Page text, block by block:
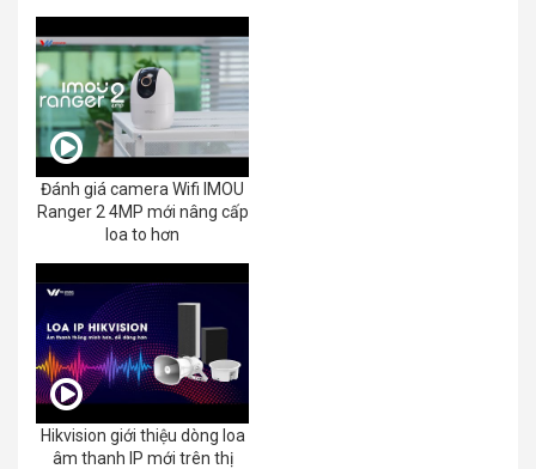
Đánh giá camera Wifi IMOU
Ranger 2 4MP mới nâng cấp
loa to hơn
Hikvision giới thiệu dòng loa
âm thanh IP mới trên thị